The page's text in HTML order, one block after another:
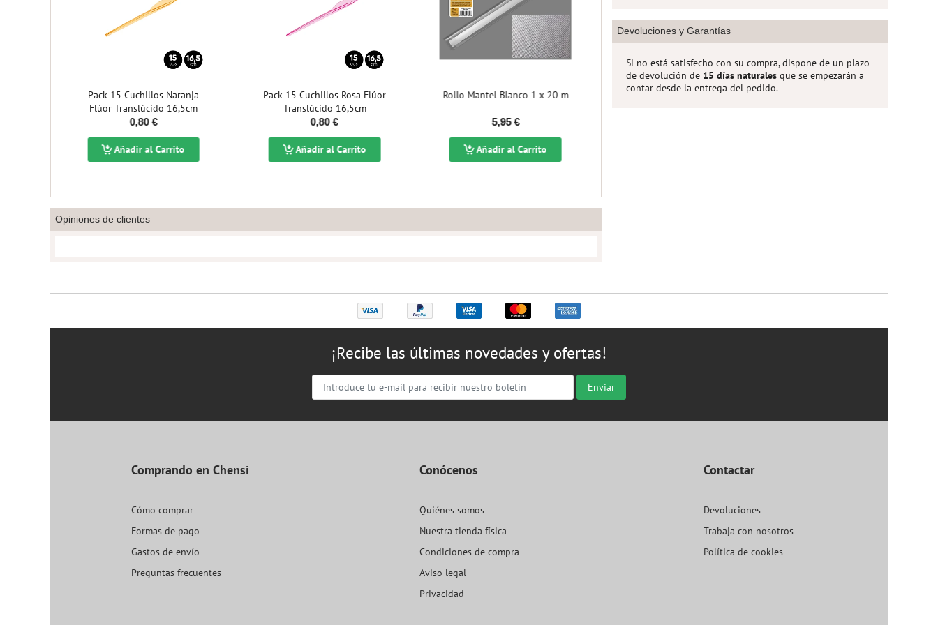
Pack 15 Cuchillos Naranja
Flúor Translúcido 16,5cm
Añadir al Carrito
Pack 15 Cuchillos Rosa Flúor
Translúcido 16,5cm
Añadir al Carrito
Rollo Mantel Blanco 1 x 20 m
Añadir al Carrito
Bolsa 1 Bandeja Redonda con
Bolsa 1 Bandeja Rectangular
Opiniones de clientes
Devoluciones y Garantías
Si no está satisfecho con su compra, dispone de un plazo
de devolución de 15 días naturales que se empezarán a
contar desde la entrega del pedido.
¡Recibe las últimas novedades y ofertas!
Enviar
Comprando en Chensi
Cómo comprar
Formas de pago
Gastos de envío
Preguntas frecuentes
Conócenos
Quiénes somos
Nuestra tienda física
Condiciones de compra
Aviso legal
Privacidad
Contactar
Devoluciones
Trabaja con nosotros
Política de cookies